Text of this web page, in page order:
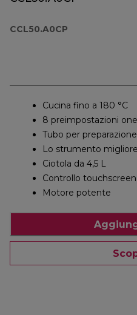
CCL50.A0CP
Cucina fino a 180 °C
8 preimpostazioni
Tubo per
Lo strumento
Ciotola da 4,5 L
Controllo
Motore potente